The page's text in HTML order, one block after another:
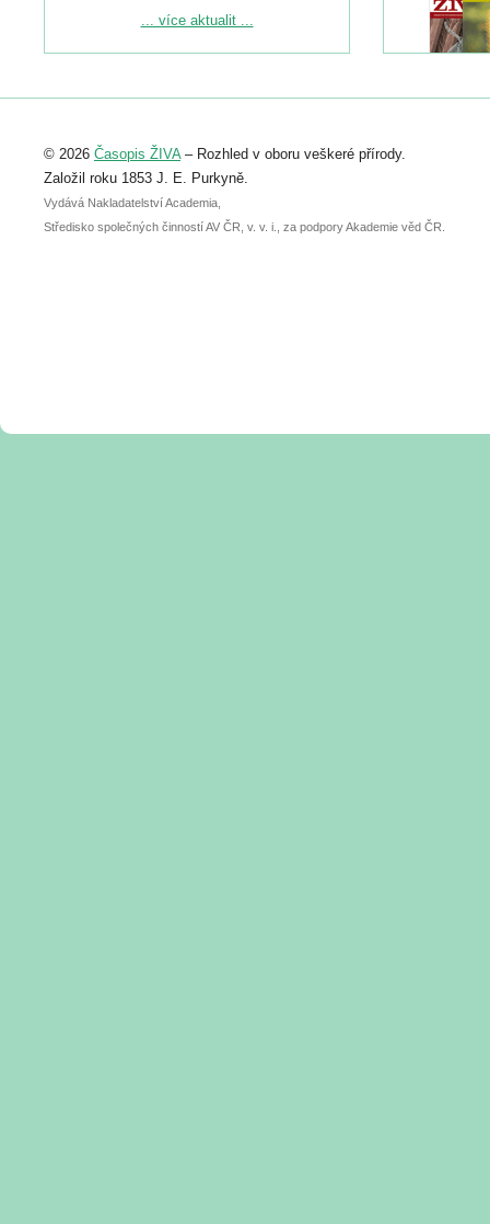
Podrobnější informace ke konferenci
Registrovat se můžete do 6. září.
abstraktu přihlášené přednášky nebo
posteru je už 30. června.
... více aktualit ...
© 2026 Časopis ŽIVA– Rozhled v oboru veškeré přírody.
Založil roku 1853 J. E. Purkyně.
Vydává Nakladatelství Academia,
Středisko společných činností AV ČR, v. v. i., za podpory Akademie věd ČR.